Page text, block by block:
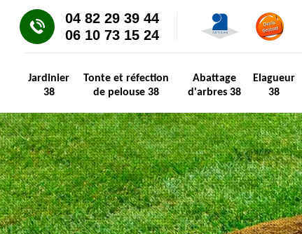
04 82 29 39 44
06 10 73 15 24
Jardinier
38
Tonte et réfection
de pelouse 38
Abattage
d'arbres 38
Elagueur
38